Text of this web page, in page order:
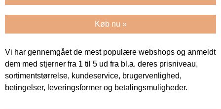
Køb nu »
Vi har gennemgået de mest populære webshops og anmeldt
dem med stjerner fra 1 til 5 ud fra bl.a. deres prisniveau,
sortimentstørrelse, kundeservice, brugervenlighed,
betingelser, leveringsformer og betalingsmuligheder.